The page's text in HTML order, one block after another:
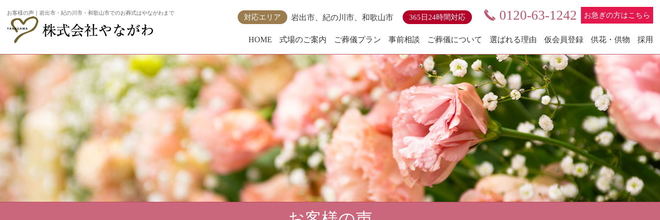
お客様の声｜岩出市・紀の川市・和歌山市でのお葬式はやながわまで
対応エリア 岩出市、紀の川市、和歌山市 365日24時間対応 0120-63-1242 お急ぎの方はこちら
HOME 式場のご案内 ご葬儀プラン 事前相談 ご葬儀について 選ばれる理由 仮会員登録 供花・供物 採用